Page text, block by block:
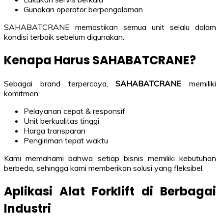
Gunakan operator berpengalaman
SAHABATCRANE memastikan semua unit selalu dalam
kondisi terbaik sebelum digunakan.
Kenapa Harus SAHABATCRANE?
Sebagai brand terpercaya,SAHABATCRANE memiliki
komitmen:
Pelayanan cepat & responsif
Unit berkualitas tinggi
Harga transparan
Pengiriman tepat waktu
Kami memahami bahwa setiap bisnis memiliki kebutuhan
berbeda, sehingga kami memberikan solusi yang fleksibel.
Aplikasi Alat Forklift di Berbagai
Industri